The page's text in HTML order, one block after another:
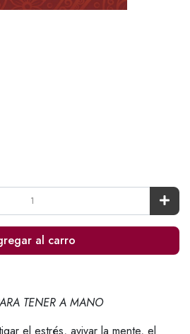
al carro
TENER A MANO
el estrés, avivar la mente, el